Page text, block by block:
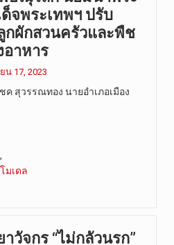
จพระเทพฯ ปรับ
กผักสวนครัวและพืช
าหาร
น 17, 2023
ค สุวรรณทอง นายอำเภอเมือง
,
มเดล
วัจกร “ไม่กลัวนรก”